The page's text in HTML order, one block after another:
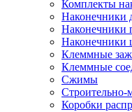
Комплекты
Наконечники
Наконечники
Наконечники
Клеммные
Клеммные
Сжимы
Коробки